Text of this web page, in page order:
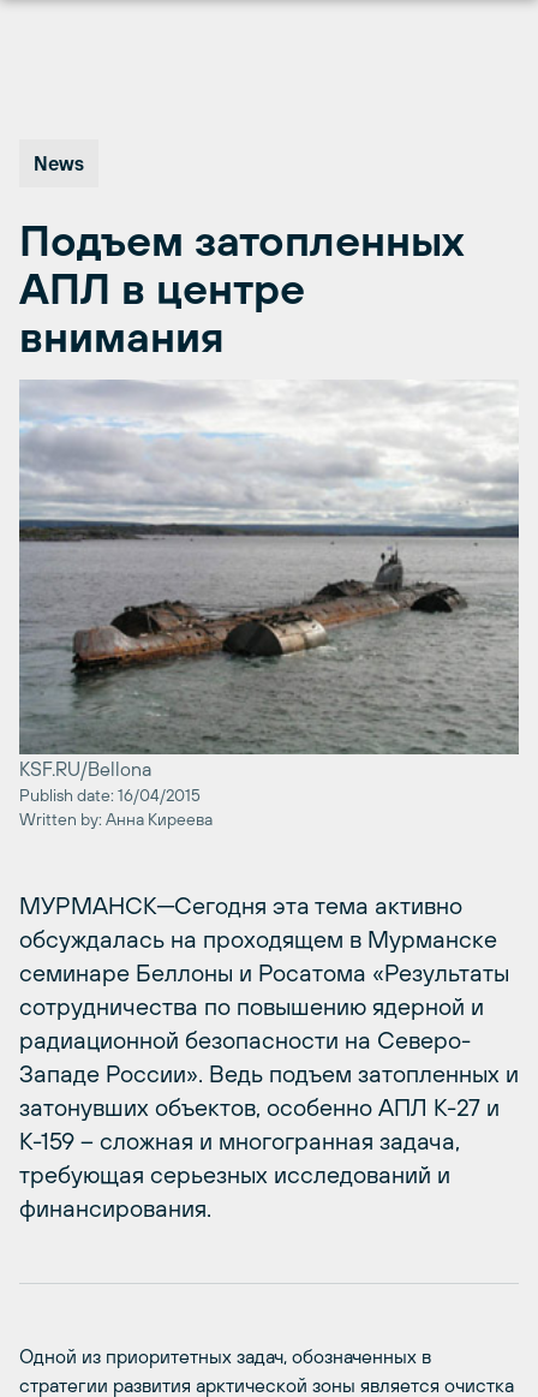
News
Подъем затопленных
АПЛ в центре
внимания
KSF.RU/Bellona
Publish date: 16/04/2015
Written by: Анна Киреева
МУРМАНСК─Сегодня эта тема активно
обсуждалась на проходящем в Мурманске
семинаре Беллоны и Росатома «Результаты
сотрудничества по повышению ядерной и
радиационной безопасности на Северо-
Западе России». Ведь подъем затопленных и
затонувших объектов, особенно АПЛ К-27 и
К-159 – сложная и многогранная задача,
требующая серьезных исследований и
финансирования.
Одной из приоритетных задач, обозначенных в
стратегии развития арктической зоны является очистка